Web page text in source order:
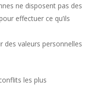
ne disposent pas des
effectuer ce qu’ils
valeurs personnelles
les plus